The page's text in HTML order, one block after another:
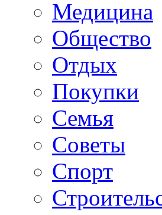
Медицина
Общество
Отдых
Покупки
Семья
Советы
Спорт